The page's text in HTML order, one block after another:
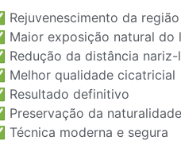
Rejuvenescimento da
Maior exposição natural do
Redução da distância nariz-
Melhor qualidade cicatricial
Resultado definitivo
Preservação da
Técnica moderna e segura